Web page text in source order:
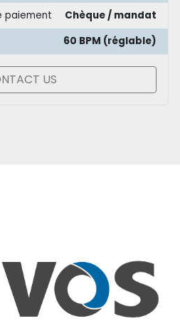
paiement
Chèque / mandat
60 BPM (réglable)
US